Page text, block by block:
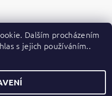
Dalším procházením
s jejich používáním..